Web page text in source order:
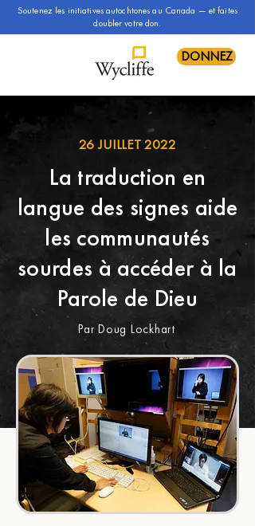
Soutenez les initiatives autochtones au Canada — et faites
doubler votre don.
DONNEZ
26 JUILLET 2022
La traduction en
langue des signes aide
les communautés
sourdes à accéder à la
Parole de Dieu
Par Doug Lockhart